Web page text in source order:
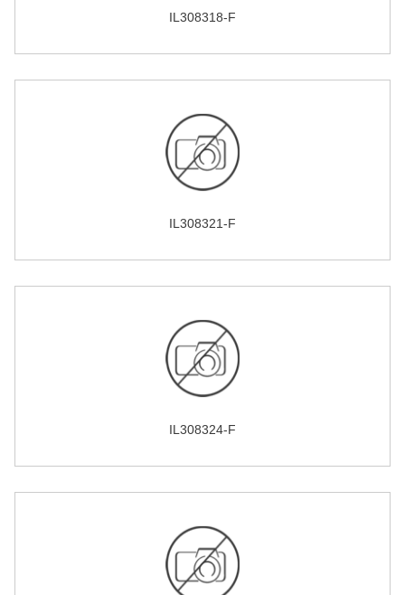
IL308318-F
IL308321-F
IL308324-F